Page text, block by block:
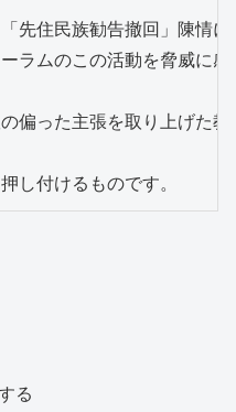
先住民族勧告撤回」陳情
ラムのこの活動を脅威に
偏った主張を取り上げた
し付けるものです。
る